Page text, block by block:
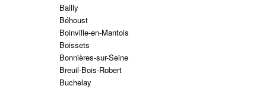
Bailly
Béhoust
Boinville-en-Mantois
Boissets
Bonnières-sur-Seine
Breuil-Bois-Robert
Buchelay